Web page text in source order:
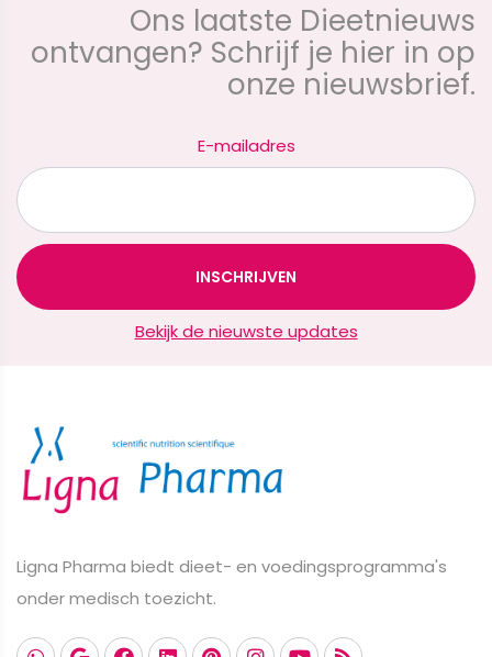
Ons laatste Dieetnieuws
ontvangen? Schrijf je hier in op
onze nieuwsbrief.
E-mailadres
Bekijk de nieuwste updates
Ligna Pharma biedt dieet- en voedingsprogramma's
onder medisch toezicht.